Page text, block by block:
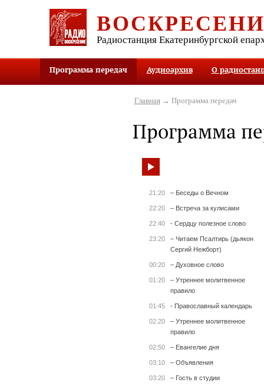
Радиостанция Екатеринбургской
Программа передач Аудиоархив О
Главная→ Программа передач
Программа
21:20 – Беседы о Вечном
22:20 – Встреча за кулисами
22:40 - Сердцу полезное слово
23:20
– Читаем Псалтирь (дьякон
Сергий Нежборт)
00:20 – Духовное слово
01:20
– Утреннее молитвенное
правило
01:45 - Православный календарь
02:20
– Утреннее молитвенное
правило
02:50 – Евангелие дня
03:10 – Объявления
03:20 – Гость в студии